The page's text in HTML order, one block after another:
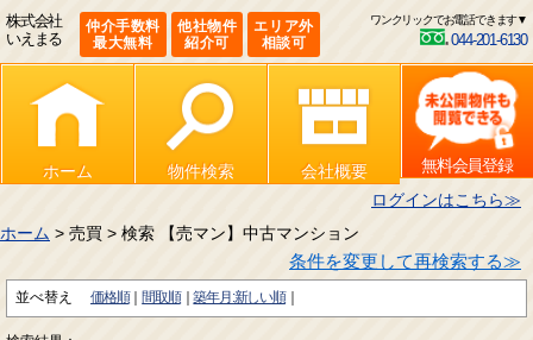
株式会社
いえまる
仲介手数料
最大無料
他社物件
紹介可
エリア外
相談可
ワンクリックでお電話できます▼
044-201-6130
ホーム 物件検索 会社概要
無料会員登録
ログインはこちら≫
ホーム > 売買 > 検索 【売マン】中古マンション
条件を変更して再検索する≫
並べ替え 価格順 間取順 築年月:新しい順